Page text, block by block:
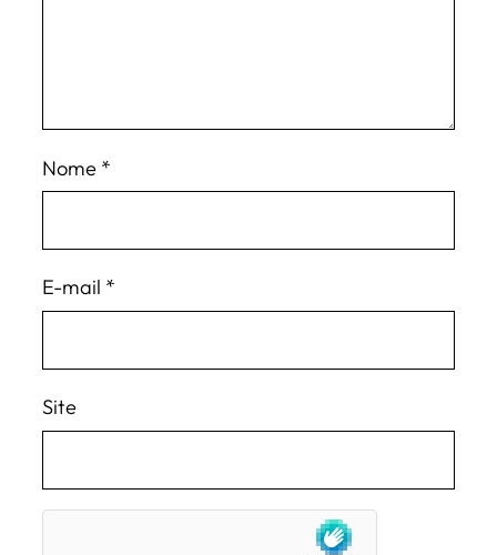
Nome *
E-mail *
Site